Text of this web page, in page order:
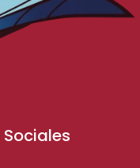
Sociales